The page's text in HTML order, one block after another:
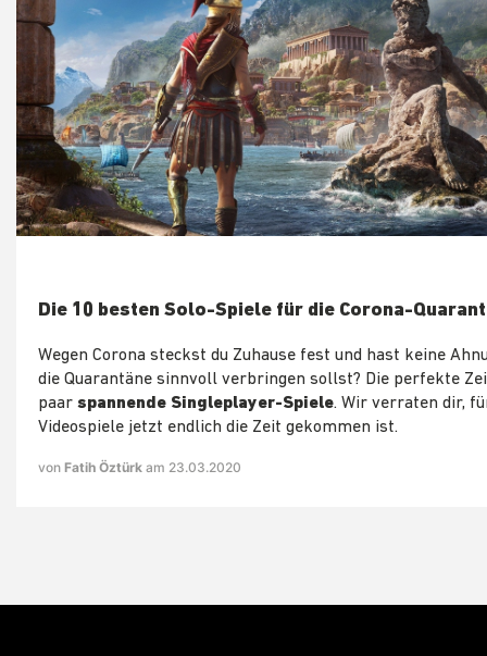
Die 10 besten Solo-Spiele für die Corona-
Wegen Corona steckst du Zuhause fest und hast keine
die Quarantäne sinnvoll verbringen sollst? Die perfekte
paar spannende Singleplayer-Spiele. Wir verraten dir,
Videospiele jetzt endlich die Zeit gekommen ist.
von Fatih Öztürk am 23.03.2020